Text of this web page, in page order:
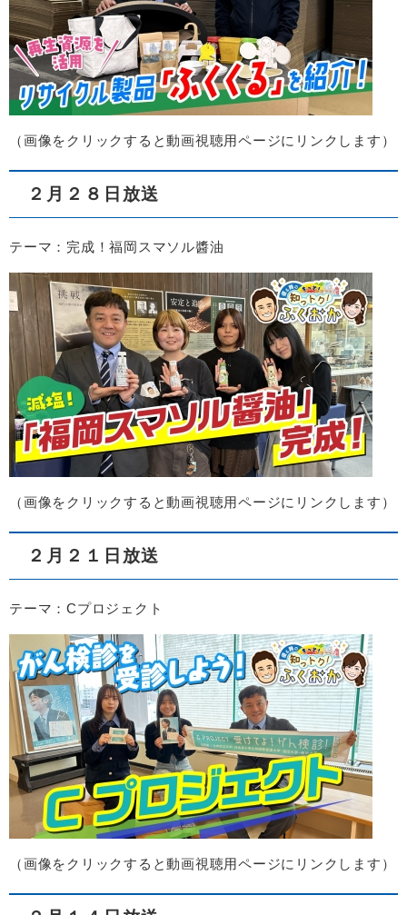
（画像をクリックすると動画視聴用ページにリンクします）
２月２８日放送
テーマ：完成！福岡スマソル醬油
（画像をクリックすると動画視聴用ページにリンクします）
２月２１日放送
テーマ：Cプロジェクト
（画像をクリックすると動画視聴用ページにリンクします）